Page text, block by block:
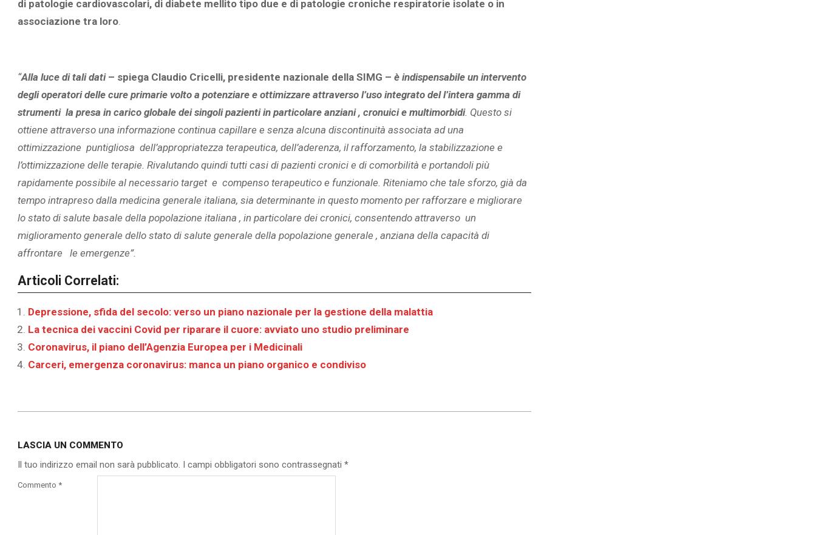
di patologie cardiovascolari, di diabete mellito tipo due e di patologie croniche respiratorie isolate o in
associazione tra loro
“Alla luce di tali dati– spiega Claudio Cricelli, presidente nazionale della SIMG – è indispensabile un intervento
degli operatori delle cure primarie volto a potenziare e ottimizzare attraverso l’uso integrato del l’intera gamma di
strumenti la presa in carico globale dei singoli pazienti in particolare anziani , cronuici e multimorbidi. Questo si
ottiene attraverso una informazione continua capillare e senza alcuna discontinuità associata ad una
ottimizzazione puntigliosa dell’appropriatezza terapeutica, dell’aderenza, il rafforzamento, la stabilizzazione e
l’ottimizzazione delle terapie. Rivalutando quindi tutti casi di pazienti cronici e di comorbilità e portandoli più
rapidamente possibile al necessario target e compenso terapeutico e funzionale. Riteniamo che tale sforzo, già da
tempo intrapreso dalla medicina generale italiana, sia determinante in questo momento per rafforzare e migliorare
lo stato di salute basale della popolazione italiana , in particolare dei cronici, consentendo attraverso un
miglioramento generale dello stato di salute generale della popolazione generale , anziana della capacità di
affrontare le emergenze”.
Articoli Correlati:
Depressione, sfida del secolo: verso un piano nazionale per la gestione della malattia
La tecnica dei vaccini Covid per riparare il cuore: avviato uno studio preliminare
Coronavirus, il piano dell’Agenzia Europea per i Medicinali
Carceri, emergenza coronavirus: manca un piano organico e condiviso
04
LASCIA UN COMMENTO
Il tuo indirizzo email non sarà pubblicato. I campi obbligatori sono contrassegnati *
Commento *